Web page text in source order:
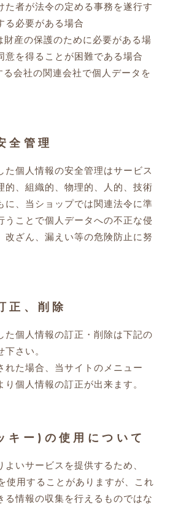
た者が法令の定める事務を遂行す
る必要がある場合
財産の保護のために必要がある場
意を得ることが困難である場合
会社の関連会社で個人データを
全管理
た個人情報の安全管理はサービス
的、組織的、物理的、人的、技術
に、当ショップでは関連法令に準
うことで個人データへの不正な侵
改ざん、漏えい等の危険防止に努
正、削除
た個人情報の訂正・削除は下記の
さい。
れた場合、当サイトのメニュー
り個人情報の訂正が出来ます。
ー)の使用について
いサービスを提供するため、
使用することがありますが、これ
る情報の収集を行えるものではな